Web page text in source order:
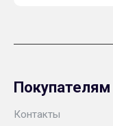
Покупателям
Контакты